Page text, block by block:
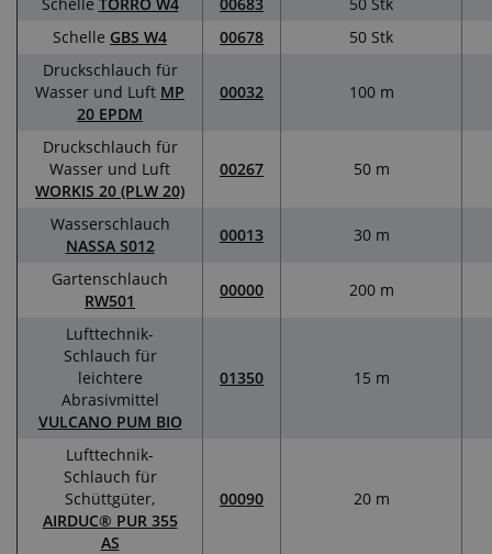
Schelle GBS W4 00678
50 Stk
Druckschlauch für
Wasser und Luft MP
20 EPDM
00032 100 m
Druckschlauch für
Wasser und Luft
WORKIS 20 (PLW 20)
00267 50 m
Wasserschlauch
NASSA S012
00013 30 m
Gartenschlauch
RW501
00000 200 m
Lufttechnik-
Schlauch für
leichtere
Abrasivmittel
VULCANO PUM BIO
01350 15 m
Lufttechnik-
Schlauch für
Schüttgüter,
AIRDUC® PUR 355
AS
00090 20 m